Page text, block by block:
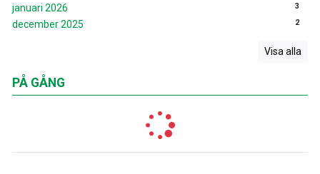
januari 2026 3
december 2025 2
Visa alla
PÅ GÅNG